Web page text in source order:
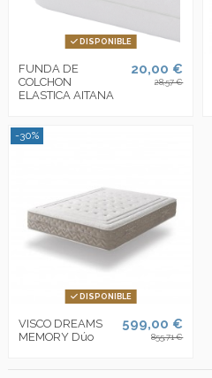
DISPONIBLE
FUNDA DE
COLCHON
ELASTICA AITANA
20,00 €
28,57 €
-30%
DISPONIBLE
VISCO DREAMS
MEMORY Dúo
599,00 €
855,71 €